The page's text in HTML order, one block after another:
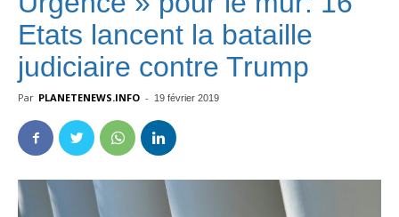
Etats lancent la bataille
judiciaire contre Trump
Par PLANETENEWS.INFO - 19 février 2019